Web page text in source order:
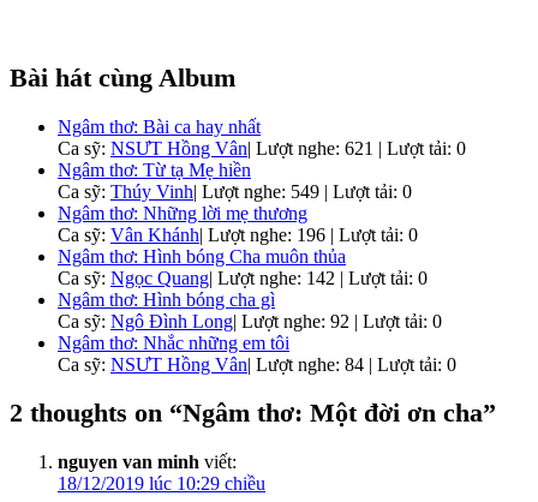
Bài hát cùng Album
Ngâm thơ: Bài ca hay nhất
Ca sỹ: NSƯT Hồng Vân| Lượt nghe: 621 | Lượt tải: 0
Ngâm thơ: Từ tạ Mẹ hiền
Ca sỹ: Thúy Vinh| Lượt nghe: 549 | Lượt tải: 0
Ngâm thơ: Những lời mẹ thương
Ca sỹ: Vân Khánh| Lượt nghe: 196 | Lượt tải: 0
Ngâm thơ: Hình bóng Cha muôn thủa
Ca sỹ: Ngọc Quang| Lượt nghe: 142 | Lượt tải: 0
Ngâm thơ: Hình bóng cha gì
Ca sỹ: Ngô Đình Long| Lượt nghe: 92 | Lượt tải: 0
Ngâm thơ: Nhắc những em tôi
Ca sỹ: NSƯT Hồng Vân| Lượt nghe: 84 | Lượt tải: 0
2 thoughts on “Ngâm thơ: Một đời ơn cha”
nguyen van minh viết:
18/12/2019 lúc 10:29 chiều